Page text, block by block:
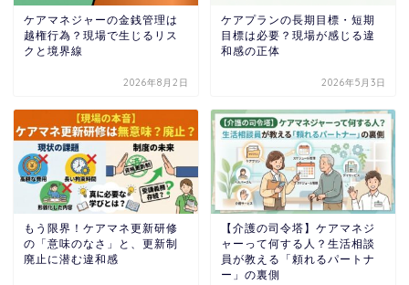
ケアマネジャーの金銭管理は
越権行為？現場で生じるリス
クと境界線
2026年8月2日
ケアプランの長期目標・短期
目標は必要？現場が感じる違
和感の正体
2026年5月3日
もう限界！ケアマネ更新研修
の「意味のなさ」と、更新制
廃止に潜む違和感
【介護の司令塔】ケアマネジ
ャーって何する人？生活相談
員が教える「頼れるパートナ
ー」の裏側